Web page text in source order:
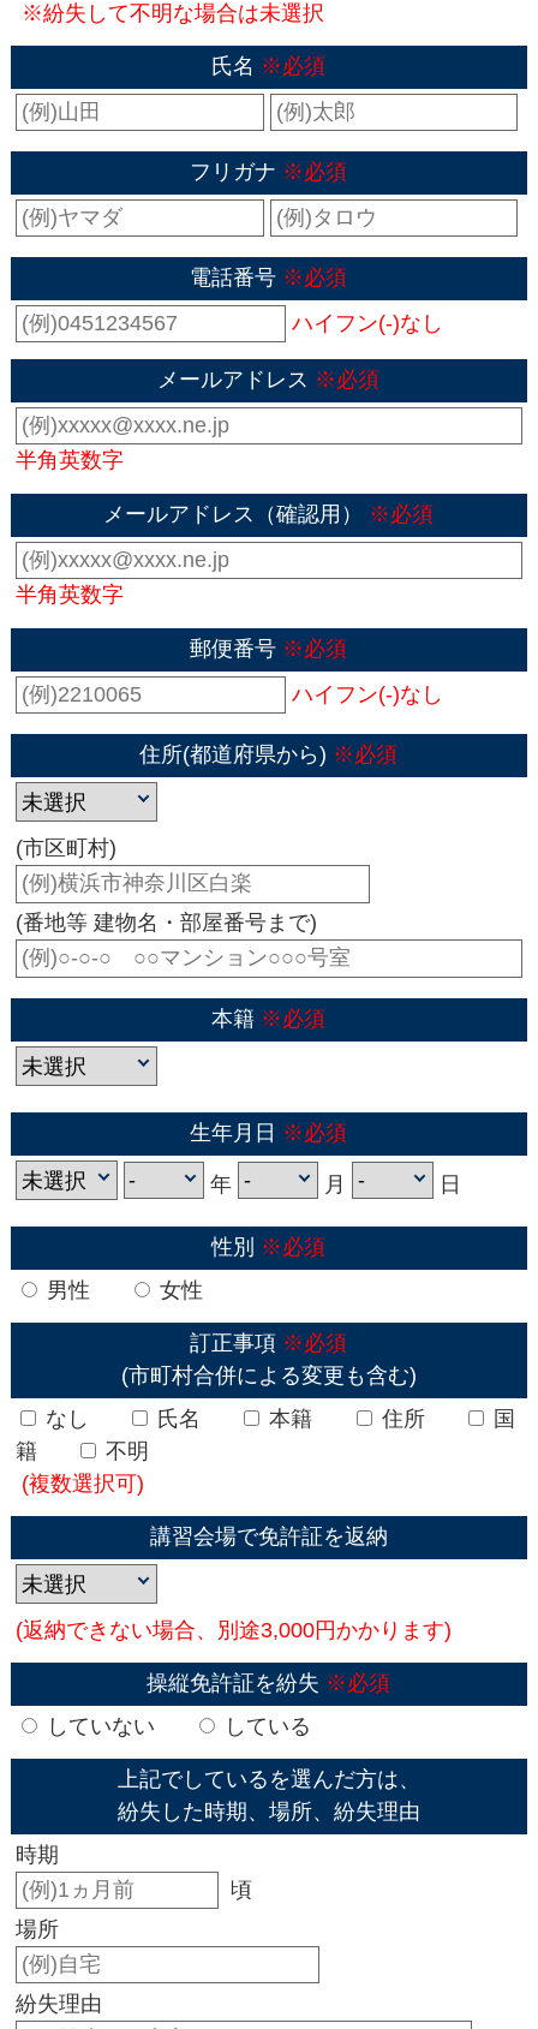
※紛失して不明な場合は未選択
氏名 ※必須
フリガナ ※必須
電話番号 ※必須
ハイフン(-)なし
メールアドレス ※必須
半角英数字
メールアドレス（確認用） ※必須
半角英数字
郵便番号 ※必須
ハイフン(-)なし
住所(都道府県から) ※必須
(市区町村)
(番地等 建物名・部屋番号まで)
本籍 ※必須
生年月日 ※必須
年 月 日
性別 ※必須
男性
女性
訂正事項 ※必須
(市町村合併による変更も含む)
なし
氏名 本籍 住所
国
籍
不明
(複数選択可)
講習会場で免許証を返納
(返納できない場合、別途3,000円かかります)
操縦免許証を紛失 ※必須
していない
している
上記でしているを選んだ方は、
紛失した時期、場所、紛失理由
時期
頃
場所
紛失理由